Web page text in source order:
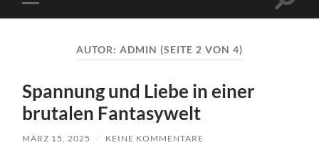
Mobile-
Menü
AUTOR: ADMIN (SEITE 2 VON 4)
Spannung und Liebe in einer
brutalen Fantasywelt
MÄRZ 15, 2025 / KEINE KOMMENTARE